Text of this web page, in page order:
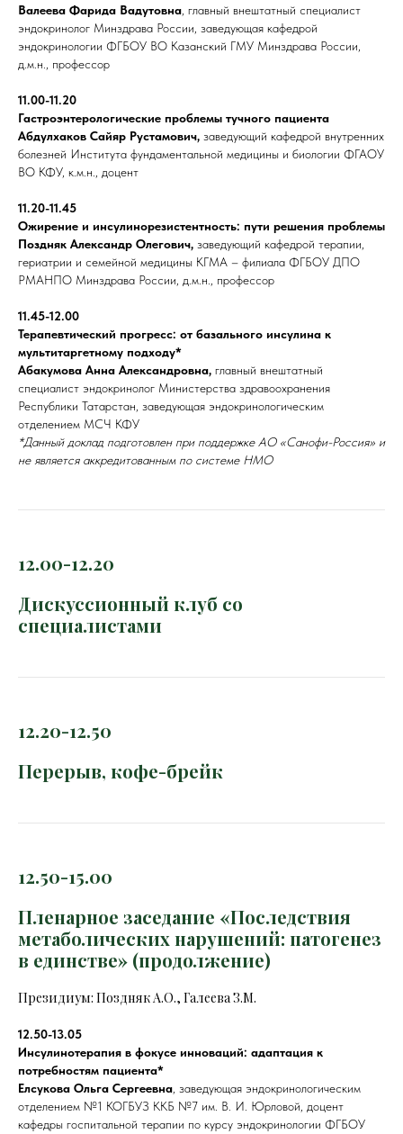
Валеева Фарида Вадутовна , главный внештатный специалист
эндокринолог Минздрава России, заведующая кафедрой
эндокринологии ФГБОУ ВО Казанский ГМУ Минздрава России,
д.м.н., профессор
11.00-11.20
Гастроэнтерологические проблемы тучного пациента
Абдулхаков Сайяр Рустамович, заведующий кафедрой внутренних
болезней Института фундаментальной медицины и биологии ФГАОУ
ВО КФУ, к.м.н., доцент
11.20-11.45
Ожирение и инсулинорезистентность: пути решения проблемы
Поздняк Александр Олегович, заведующий кафедрой терапии,
гериатрии и семейной медицины КГМА – филиала ФГБОУ ДПО
РМАНПО Минздрава России, д.м.н., профессор
11.45-12.00
Терапевтический прогресс: от базального инсулина к
мультитаргетному подходу*
Абакумова Анна Александровна, главный внештатный
специалист эндокринолог Министерства здравоохранения
Республики Татарстан, заведующая эндокринологическим
отделением МСЧ КФУ
*Данный доклад подготовлен при поддержке АО «Санофи-Россия» и
не является аккредитованным по системе НМО
12.00-12.20
Дискуссионный клуб со
специалистами
12.20-12.50
Перерыв, кофе-брейк
12.50-15.00
Пленарное заседание «Последствия
метаболических нарушений: патогенез
в единстве» (продолжение)
Президиум: Поздняк А.О., Галеева З.М.
12.50-13.05
Инсулинотерапия в фокусе инноваций: адаптация к
потребностям пациента*
Елсукова Ольга Сергеевна , заведующая эндокринологическим
отделением №1 КОГБУЗ ККБ №7 им. В. И. Юрловой, доцент
кафедры госпитальной терапии по курсу эндокринологии ФГБОУ